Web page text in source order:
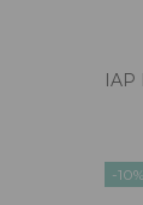
IAP
-10%